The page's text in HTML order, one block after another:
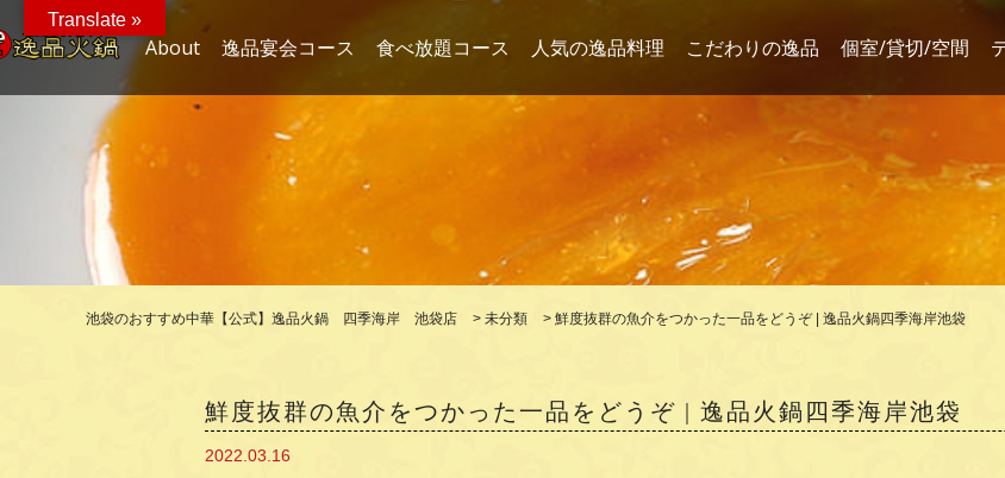
About 逸品宴会コース 食べ放題コース 人気の逸品料理 こだわりの逸品 個室/貸切/空間
池袋のおすすめ中華【公式】逸品火鍋 四季海岸 池袋店 > 未分類 > 鮮度抜群の魚介をつかった一品をどうぞ | 逸品火鍋四季海岸池袋
鮮度抜群の魚介をつかった一品をどうぞ | 逸品火鍋四季海岸池袋
2022.03.16
Translate »